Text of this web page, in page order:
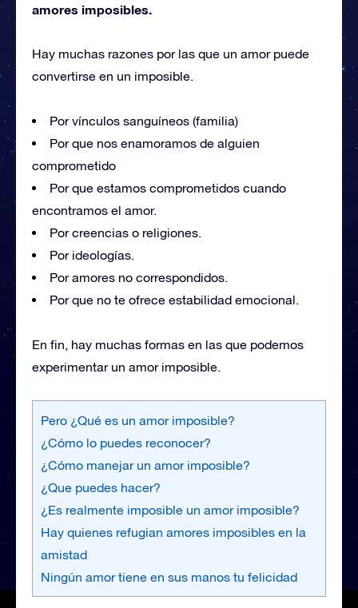
amores imposibles.
Hay muchas razones por las que un amor puede
convertirse en un imposible.
Por vínculos sanguíneos (familia)
Por que nos enamoramos de alguien
comprometido
Por que estamos comprometidos cuando
encontramos el amor.
Por creencias o religiones.
Por ideologías.
Por amores no correspondidos.
Por que no te ofrece estabilidad emocional.
En fin, hay muchas formas en las que podemos
experimentar un amor imposible.
Pero ¿Qué es un amor imposible?
¿Cómo lo puedes reconocer?
¿Cómo manejar un amor imposible?
¿Que puedes hacer?
¿Es realmente imposible un amor imposible?
Hay quienes refugian amores imposibles en la
amistad
Ningún amor tiene en sus manos tu felicidad